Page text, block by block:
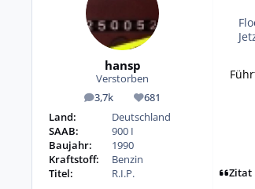
hansp
Verstorben
3,7k
Beiträge 681
Reputation
Land:
Deutschland
SAAB:
900 I
Baujahr:
1990
Kraftstoff:
Benzin
Titel:
R.I.P. Zitat